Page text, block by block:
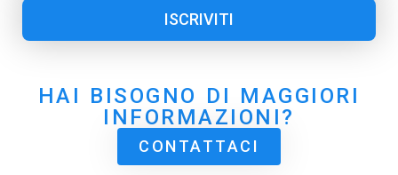
ISCRIVITI
HAI BISOGNO DI MAGGIORI
INFORMAZIONI?
CONTATTACI